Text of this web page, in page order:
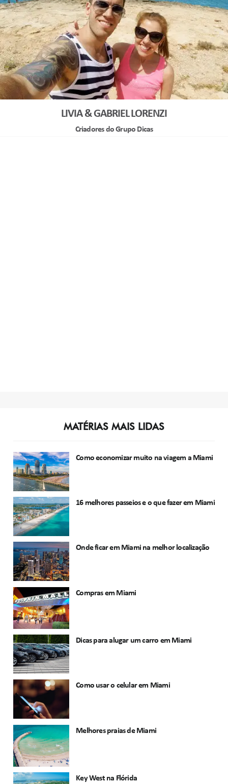
LIVIA & GABRIEL LORENZI
Criadores do Grupo Dicas
MATÉRIAS MAIS LIDAS
Como economizar muito na viagem a Miami
16 melhores passeios e o que fazer em Miami
Onde ficar em Miami na melhor localização
Compras em Miami
Dicas para alugar um carro em Miami
Como usar o celular em Miami
Melhores praias de Miami
Key West na Flórida